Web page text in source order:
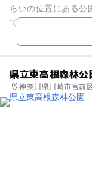
らいの位置にある公
で、雨が降っていて
時期にも直射日光
県立東高根森林公
神奈川県川崎市宮前